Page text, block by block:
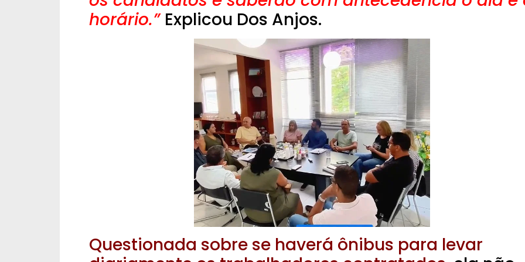
horário.” Explicou Dos Anjos.
Questionada sobre se haverá ônibus para levar